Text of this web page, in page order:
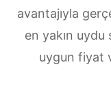
avantajıyla
en yakın
uygun fiyat